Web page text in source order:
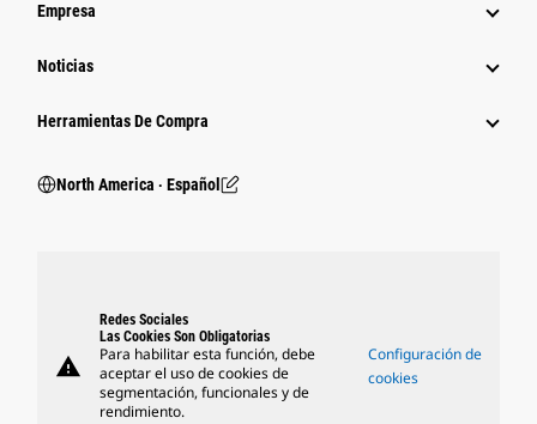
Empresa
Noticias
Herramientas De Compra
North America ‧ Español
warning
Redes Sociales
Las Cookies Son Obligatorias
Para habilitar esta función, debe
aceptar el uso de cookies de
segmentación, funcionales y de
rendimiento.
Configuración de
cookies